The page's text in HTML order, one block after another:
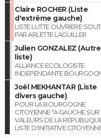
Claire ROCHER (Liste
d'extrême gauche)
LISTE LUTTE OUVRIERE
PAR ARLETTE LAGUILLER
Julien GONZALEZ (Autre
liste)
ALLIANCE ECOLOGISTE
INDEPENDANTE
Joël MEKHANTAR (Liste
divers gauche)
POUR LA BOURGOGNE
CITOYENNE "A GAUCHE SUR
VALEURS DE LA
LISTE D'INITIATIVE